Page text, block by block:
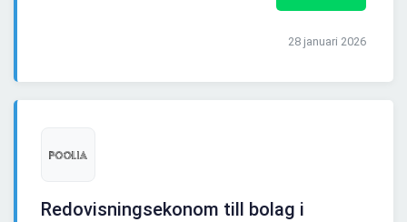
28 januari 2026
Redovisningsekonom till bolag i